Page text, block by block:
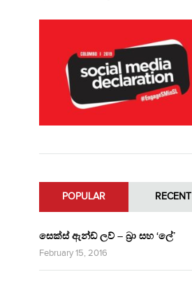
POPULAR RECENT
සෙක්ස් ඇන්ඩ් ලව් – බ්‍රා සහ ‘ලේ’
February 15, 2016